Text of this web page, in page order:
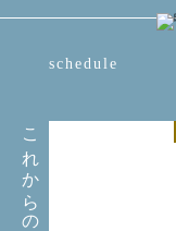
これからの予定
schedule